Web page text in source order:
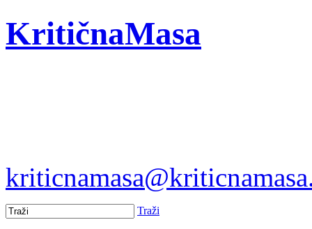
KritičnaMasa
Traži